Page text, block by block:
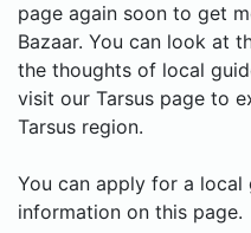
page again soon to get
Bazaar. You can look at
the thoughts of local
visit our Tarsus page to
Tarsus region.
You can apply for a
information on this page.